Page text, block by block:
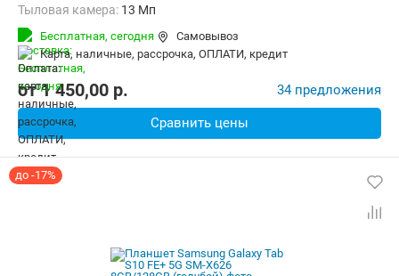
Тыловая камера: 13 Мп
Беспроводная связь:
Комплектация:
Перо (стилус)
Бесплатная, сегодня
Самовывоз
карта, наличные, рассрочка, ОПЛАТИ, кредит
от1 450,00 p. 34 предложения
Сравнить цены
до -17%